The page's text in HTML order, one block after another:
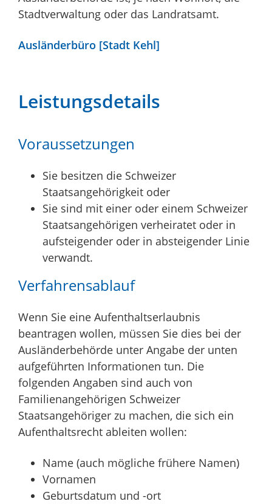
Stadtverwaltung oder das Landratsamt.
Ausländerbüro [Stadt Kehl]
Leistungsdetails
Voraussetzungen
Sie besitzen die Schweizer
Staatsangehörigkeit oder
Sie sind mit einer oder einem Schweizer
Staatsangehörigen verheiratet oder in
aufsteigender oder in absteigender Linie
verwandt.
Verfahrensablauf
Wenn Sie eine Aufenthaltserlaubnis
beantragen wollen, müssen Sie dies bei der
Ausländerbehörde unter Angabe der unten
aufgeführten Informationen tun. Die
folgenden Angaben sind auch von
Familienangehörigen Schweizer
Staatsangehöriger zu machen, die sich ein
Aufenthaltsrecht ableiten wollen:
Name (auch mögliche frühere Namen)
Vornamen
Geburtsdatum und -ort